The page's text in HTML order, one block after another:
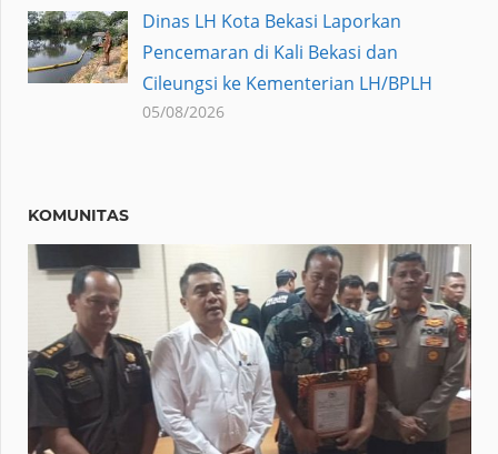
Dinas LH Kota Bekasi Laporkan
Pencemaran di Kali Bekasi dan
Cileungsi ke Kementerian LH/BPLH
05/08/2026
KOMUNITAS